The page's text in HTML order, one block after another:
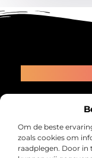
Om de beste
zoals cookies om
raadplegen. Door